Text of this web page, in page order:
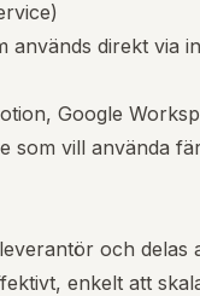
används direkt via
Google
som vill använda
och delas
enkelt att